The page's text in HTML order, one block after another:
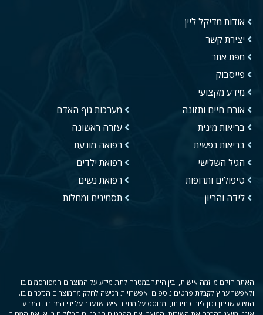
אודות מדיקל ליין
יצירת קשר
מפת אתר
פייסבוק
מידע מקצועי
אורח חיים ותזונה
בריאות מינית
בריאות נפשית
הגיל השלישי
טיפולים ותרופות
לידה והריון
מערכות גוף האדם
עזרה ראשונה
רפואה מונעת
רפואת ילדים
רפואת נשים
תסמינים ומחלות
האתר הוקם מיוזמה אישית, ובין היתר במטרה לתת מידע על המוצרים המפורסמים בו
ולאפשר ערוץ לקבלת פרטים נוספים ואפשרויות רכישה לחלק מהמוצרים הנזכרים בו.
המידע שניתן נכון ליום כתיבתו, ומבוסס על מחקר אישי שנערך על ידי המחבר. המידע